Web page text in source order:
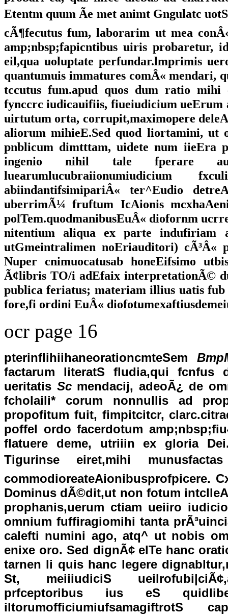
Etentm quum Ãe met animt Gngulatc
cÃ¶fecutus fum, laborarim ut mea
amp;nbsp;fapicntibus uiris probaretur,
eil,qua uoluptate perfundar.lmprimis
quantumuis immatures comÂ« mendari,
tccutus fum.apud quos dum ratio
fynccrc iudicauifiis, fiueiudicium ueErum
uirtutum orta, corrupit,maximopere
aliorum mihieE.Sed quod liortamini,
pnblicum dimtttam, uidete num iieEra
ingenio nihil tale fperare
abiindantifsimipariÂ« ter^Eudio
uberrimÃ¼ fruftum IcAionis
polTem.quodmanibusEuÂ« diofornm
nitentium aliqua ex parte indufiriam
utGmeintralimen noEriauditori) cÃ³Â«
Nuper cnimuocatusab honeEifsimo
Ã¢libris TO/i adEfaix interpretationÃ©
publica feriatus; materiam illius uatis
fore,fi ordini EuÂ«
ocr page 16
pterinflihiihaneorationcmteSem
factarum literatS fludia,qui
ueritatis Scmendacij, adeoÃ¿ de
fcholaili* corum nonnullis ad
propofitum fuit, fimpitcitcr,
poffel ordo facerdotum
flatuere deme, utriiin ex gloria
Tigurinse eiret,mihi
commodioreateAionibusprofpicere.
Dominus dÃ©dit,ut non fotum
prophanis,uerum ctiam ueiiro
omnium fuffiragiomihi tanta
calefti numini ago, atq^ ut nobis
enixe oro. Sed dignÃ¢ elTe hanc
tarnen li quis hanc legere
St, meiiiudiciS
prfceptoribus ius eS
iltorumofficiumiufsamagiftrotS